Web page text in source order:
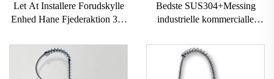
Let At Installere Forudskylle
Enhed Hane Fjederaktion 38"
Professionel Hane Forudskylle
Enhed Med Albue Køkken
Bedste SUS304+Messing
industrielle kommercialle
ned forspulningsvandhane til
køkken med sprøjtestykke til
køkken